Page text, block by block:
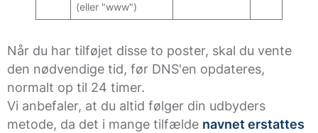
(eller "www")
Når du har tilføjet disse to poster, skal du vente
den nødvendige tid, før DNS'en opdateres,
normalt op til 24 timer.
Vi anbefaler, at du altid følger din udbyders
metode, da det i mange tilfælde navnet erstattes